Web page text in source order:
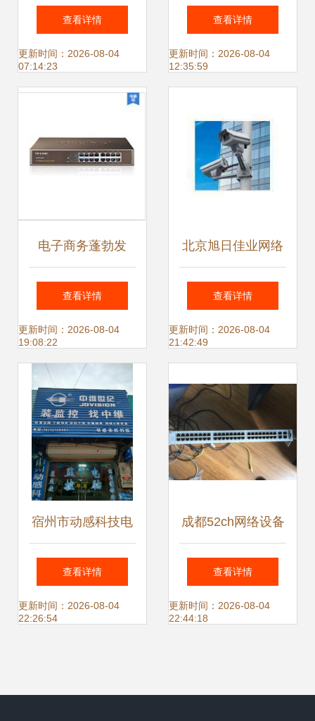
格全解析 批发市场
报价与互联网销售
新趋势（第49期）
查看详情
更新时间：2026-08-04
07:14:23
设备 营销网络建设
赋能网络设备销售
查看详情
更新时间：2026-08-04
12:35:59
电子商务蓬勃发
展，如何正确选购
网络信号交换器？
查看详情
更新时间：2026-08-04
19:08:22
北京旭日佳业网络
技术 专业网络系统
集成解决方案与网
查看详情
更新时间：2026-08-04
21:42:49
宿州市动感科技电
脑商行 专注网络设
备销售，品质与服
查看详情
更新时间：2026-08-04
22:26:54
成都52ch网络设备
跳蚤市场·第七拨清
仓 服务器/路由器/
查看详情
更新时间：2026-08-04
22:44:18